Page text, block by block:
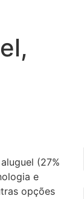
(27%
e
opções